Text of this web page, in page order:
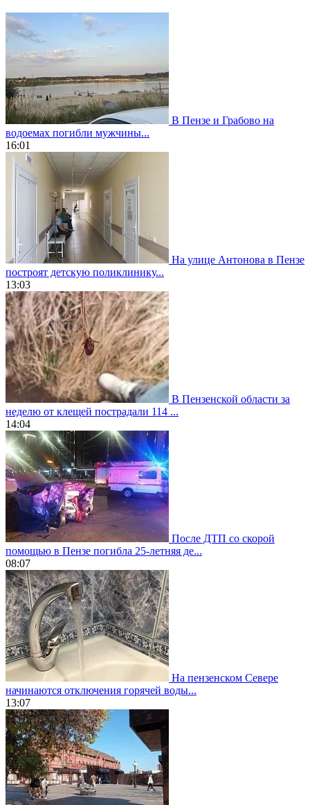
В Пензе и Грабово на
водоемах погибли мужчины...
16:01
На улице Антонова в Пензе
построят детскую поликлинику...
13:03
В Пензенской области за
неделю от клещей пострадали 114 ...
14:04
После ДТП со скорой
помощью в Пензе погибла 25-летняя де...
08:07
На пензенском Севере
начинаются отключения горячей воды...
13:07